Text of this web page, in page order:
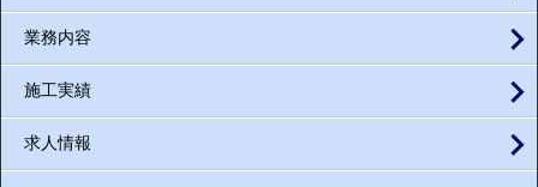
業務内容
施工実績
求人情報